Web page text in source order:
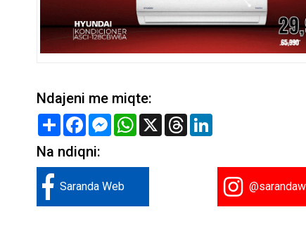
Ndajeni me miqte:
Share FacebookMessenger
WhatsApp
X Threads
Na ndiqni:
Saranda Web